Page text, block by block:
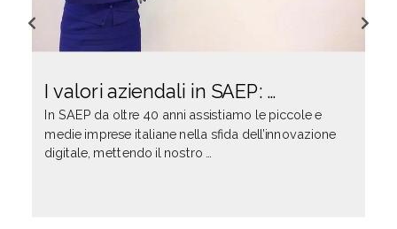
I valori aziendali in SAEP: …
In SAEP da oltre 40 anni assistiamo le piccole e
medie imprese italiane nella sfida dell’innovazione
digitale, mettendo il nostro …